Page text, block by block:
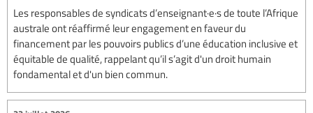
Les responsables de syndicats d’enseignant·e·s de toute l’Afrique
australe ont réaffirmé leur engagement en faveur du
financement par les pouvoirs publics d’une éducation inclusive et
équitable de qualité, rappelant qu’il s’agit d'un droit humain
fondamental et d'un bien commun.